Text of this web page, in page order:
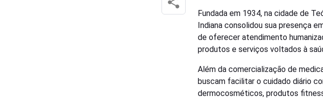
Fundada em 1934, na cidade de
Indiana consolidou sua presença
de oferecer atendimento
produtos e serviços voltados à
Além da comercialização de
buscam facilitar o cuidado diário
dermocosméticos, produtos